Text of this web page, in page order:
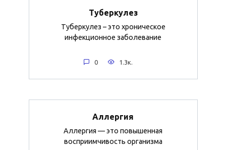
Туберкулез
Туберкулез – это хроническое
инфекционное заболевание
0 1.3к.
Аллергия
Аллергия — это повышенная
восприимчивость организма